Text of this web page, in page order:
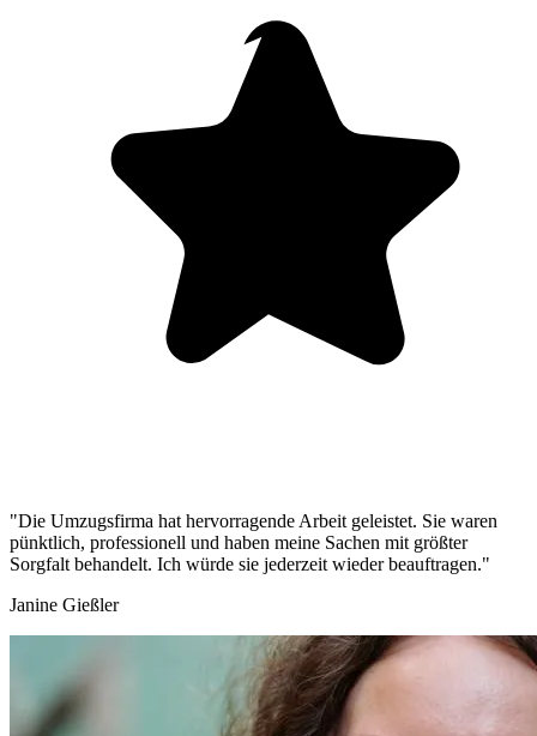
"Die Umzugsfirma hat hervorragende Arbeit geleistet. Sie waren
pünktlich, professionell und haben meine Sachen mit größter
Sorgfalt behandelt. Ich würde sie jederzeit wieder beauftragen."
Janine Gießler